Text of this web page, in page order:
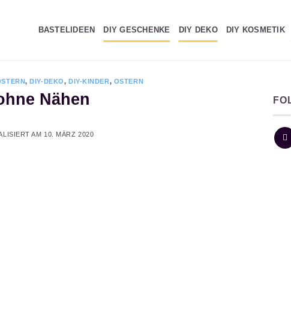
BASTELIDEEN DIY GESCHENKE DIY DEKO DIY KOSMETIK
,DIY-DEKO, DIY-KINDER, OSTERN
Nähen
AM 10. MÄRZ 2020